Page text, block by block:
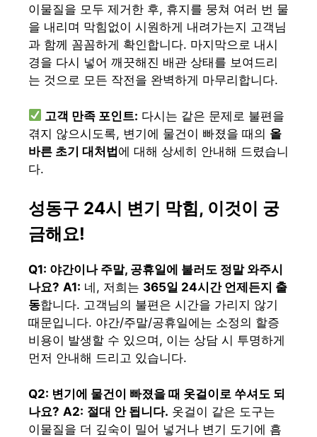
이물질을 모두 제거한 후, 휴지를 뭉쳐 여러 번 물
을 내리며 막힘없이 시원하게 내려가는지 고객님
과 함께 꼼꼼하게 확인합니다. 마지막으로 내시
경을 다시 넣어 깨끗해진 배관 상태를 보여드리
는 것으로 모든 작전을 완벽하게 마무리합니다.
고객 만족 포인트: 다시는 같은 문제로 불편을
겪지 않으시도록, 변기에 물건이 빠졌을 때의 올
바른 초기 대처법에 대해 상세히 안내해 드렸습니
다.
성동구 24시 변기 막힘, 이것이 궁
금해요!
Q1: 야간이나 주말, 공휴일에 불러도 정말 와주시
나요? A1: 네, 저희는 365일 24시간 언제든지 출
동합니다. 고객님의 불편은 시간을 가리지 않기
때문입니다. 야간/주말/공휴일에는 소정의 할증
비용이 발생할 수 있으며, 이는 상담 시 투명하게
먼저 안내해 드리고 있습니다.
Q2: 변기에 물건이 빠졌을 때 옷걸이로 쑤셔도 되
나요? A2: 절대 안 됩니다. 옷걸이 같은 도구는
이물질을 더 깊숙이 밀어 넣거나 변기 도기에 흠